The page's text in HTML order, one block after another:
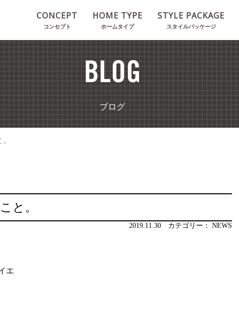
CONCEPT
コンセプト
HOME TYPE
ホームタイプ
STYLE PACKAGE
スタイルパッケージ
ブログ
と。
2019.11.30 カテゴリー： NEWS
エ